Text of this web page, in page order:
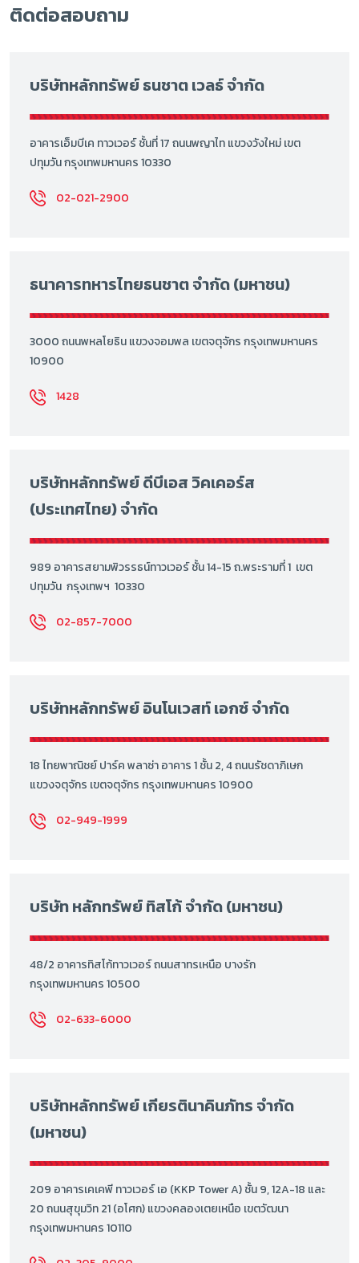
ติดต่อสอบถาม
บริษัทหลักทรัพย์ ธนชาต เวลธ์ จำกัด
อาคารเอ็มบีเค ทาวเวอร์ ชั้นที่ 17 ถนนพญาไท แขวงวังใหม่ เขต
ปทุมวัน กรุงเทพมหานคร 10330
02-021-2900
ธนาคารทหารไทยธนชาต จำกัด (มหาชน)
3000 ถนนพหลโยธิน แขวงจอมพล เขตจตุจักร กรุงเทพมหานคร
10900
1428
บริษัทหลักทรัพย์ ดีบีเอส วิคเคอร์ส
(ประเทศไทย) จำกัด
989 อาคารสยามพิวรรธน์ทาวเวอร์ ชั้น 14-15 ถ.พระรามที่ 1 เขต
ปทุมวัน กรุงเทพฯ 10330
02-857-7000
บริษัทหลักทรัพย์ อินโนเวสท์ เอกซ์ จำกัด
18 ไทยพาณิชย์ ปาร์ค พลาซ่า อาคาร 1 ชั้น 2, 4 ถนนรัชดาภิเษก
แขวงจตุจักร เขตจตุจักร กรุงเทพมหานคร 10900
02-949-1999
บริษัท หลักทรัพย์ ทิสโก้ จำกัด (มหาชน)
48/2 อาคารทิสโก้ทาวเวอร์ ถนนสาทรเหนือ บางรัก
กรุงเทพมหานคร 10500
02-633-6000
บริษัทหลักทรัพย์ เกียรตินาคินภัทร จำกัด
(มหาชน)
209 อาคารเคเคพี ทาวเวอร์ เอ (KKP Tower A) ชั้น 9, 12A-18 และ
20 ถนนสุขุมวิท 21 (อโศก) แขวงคลองเตยเหนือ เขตวัฒนา
กรุงเทพมหานคร 10110